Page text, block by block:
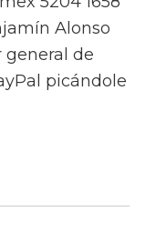
Alonso
general de
picándole